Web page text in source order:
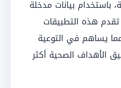
باستخدام بيانات مدخلة
هذه التطبيقات
يساهم في التوعية
الأهداف الصحية أكثر